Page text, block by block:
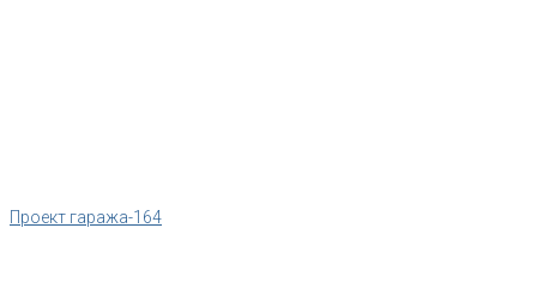
Проект гаража-164